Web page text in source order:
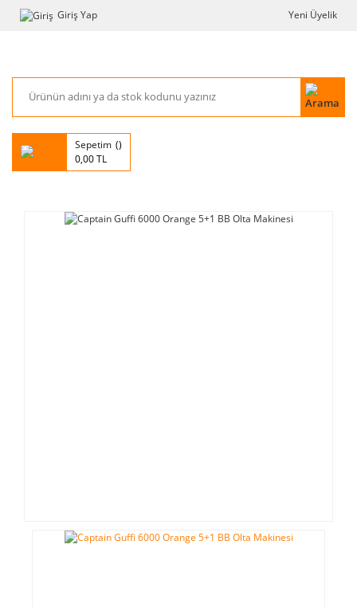
Giriş Yap Yeni Üyelik
Sepetim
0,00 TL